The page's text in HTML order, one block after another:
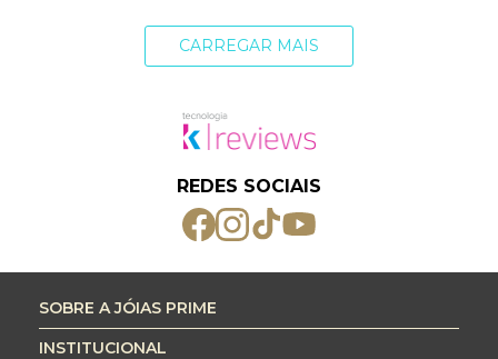
CARREGAR MAIS
REDES SOCIAIS
SOBRE A JÓIAS PRIME
INSTITUCIONAL